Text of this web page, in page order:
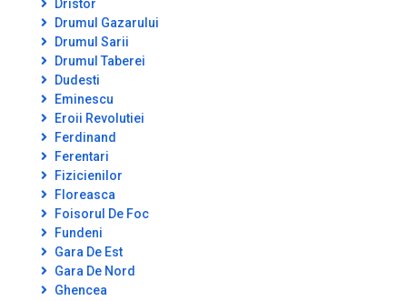
Dristor
Drumul Gazarului
Drumul Sarii
Drumul Taberei
Dudesti
Eminescu
Eroii Revolutiei
Ferdinand
Ferentari
Fizicienilor
Floreasca
Foisorul De Foc
Fundeni
Gara De Est
Gara De Nord
Ghencea